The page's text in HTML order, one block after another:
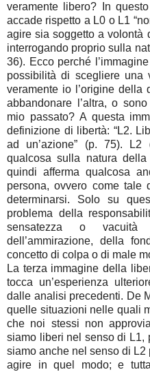
veramente libero? In
accade rispetto a L0 o L1
agire sia soggetto a volontà
interrogando proprio sulla
36). Ecco perché
possibilità di scegliere una
veramente io l’origine della
abbandonare l’altra, o
mio passato? A questa
definizione di libertà: “L2.
ad un’azione” (p. 75).
qualcosa sulla natura
quindi afferma qualcosa
persona, ovvero come tale
determinarsi. Solo su
problema della
sensatezza o
dell’ammirazione, della
concetto di colpa o di male
La terza immagine della
tocca un’esperienza
dalle analisi precedenti. De
quelle situazioni nelle quali
che noi stessi non
siamo liberi nel senso di L1,
siamo anche nel senso di
agire in quel modo; e